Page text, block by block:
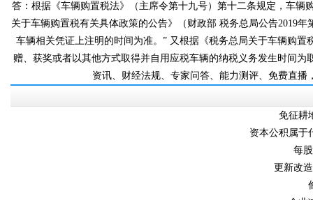
答：根据《车辆购置税法》（主席令第十九号）第十二条规定，
关于车辆购置税有关具体政策的公告》（财政部 税务总局公告2019年第
车辆相关凭证上注明的时间为准。” 又根据《税务总局关于车辆购
赠、获奖或者以其他方式取得并自用应税车辆的纳税义务发生时间为取
资讯、财经法规、专家问答、能力测评
免征耕
资本公积属于
每
更新改